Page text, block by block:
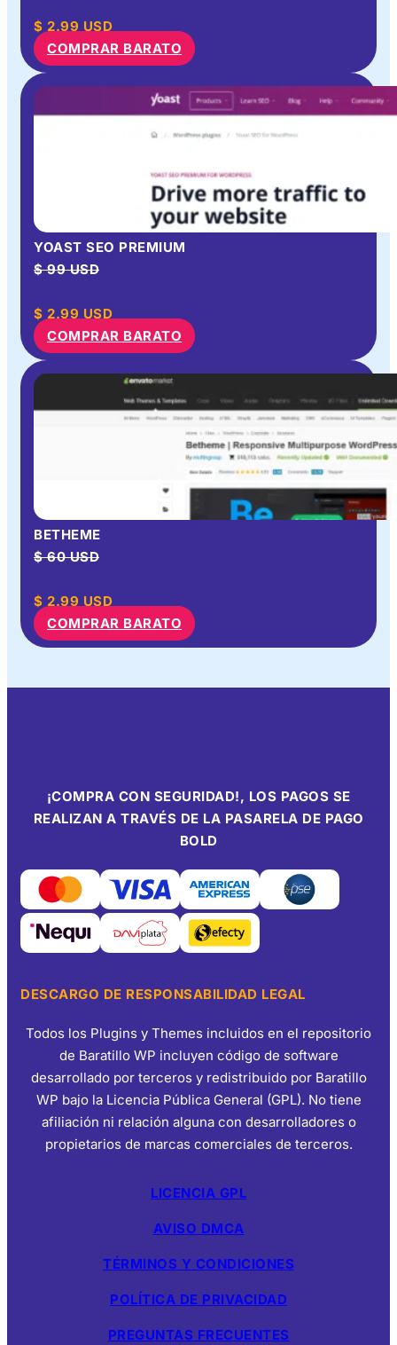
$ 2.99 USD
COMPRAR BARATO
YOAST SEO PREMIUM
$ 99 USD
$ 2.99 USD
COMPRAR BARATO
BETHEME
$ 60 USD
$ 2.99 USD
COMPRAR BARATO
¡COMPRA CON SEGURIDAD!, LOS PAGOS SE
REALIZAN A TRAVÉS DE LA PASARELA DE PAGO
BOLD
DESCARGO DE RESPONSABILIDAD LEGAL
Todos los Plugins y Themes incluidos en el repositorio
de Baratillo WP incluyen código de software
desarrollado por terceros y redistribuido por Baratillo
WP bajo la Licencia Pública General (GPL). No tiene
afiliación ni relación alguna con desarrolladores o
propietarios de marcas comerciales de terceros.
LICENCIA GPL
AVISO DMCA
TÉRMINOS Y CONDICIONES
POLÍTICA DE PRIVACIDAD
PREGUNTAS FRECUENTES